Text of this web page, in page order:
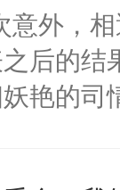
在他耳
的望
就知道
意外，
后的结
艳的司